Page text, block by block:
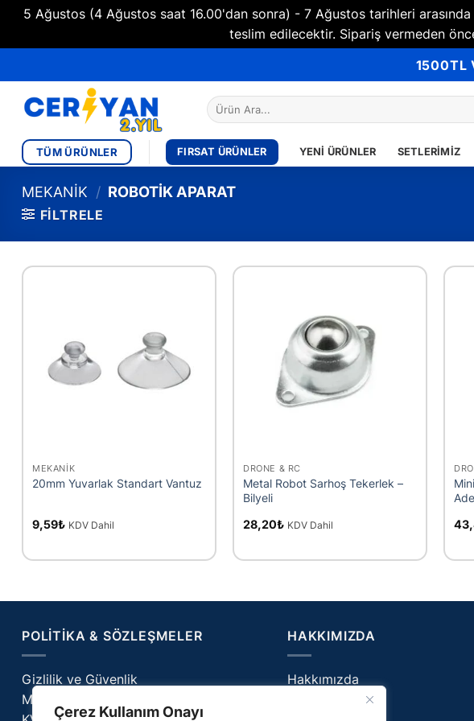
Çerez Kullanım Onayı
5 Ağustos (4 Ağustos saat 16.00'dan sonra) - 7 Ağustos tarihleri
teslim edilecektir. Sipariş vermeden
atla
1500TL
Ara:
TÜM ÜRÜNLER FIRSAT ÜRÜNLER YENI ÜRÜNLER SETLERIMIZ
MEKANIK / ROBOTIK APARAT
FILTRELE
MEKANIK
20mm Yuvarlak Standart Vantuz
9,59₺ KDV Dahil
DRONE & RC
Metal Robot Sarhoş Tekerlek –
Bilyeli
28,20₺ KDV Dahil
POLITIKA & SÖZLEŞMELER
Gizlilik ve Güvenlik
Mesafeli Satış Sözleşmesi
HAKKIMIZDA
Hakkımızda